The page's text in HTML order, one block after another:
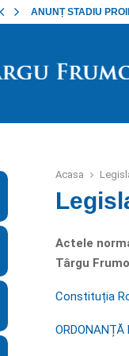
ANUNȚ STADIU
Acasa
Actele
Târgu
Constituția